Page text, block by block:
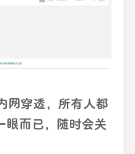
网穿透，所有人都
眼而已，随时会关